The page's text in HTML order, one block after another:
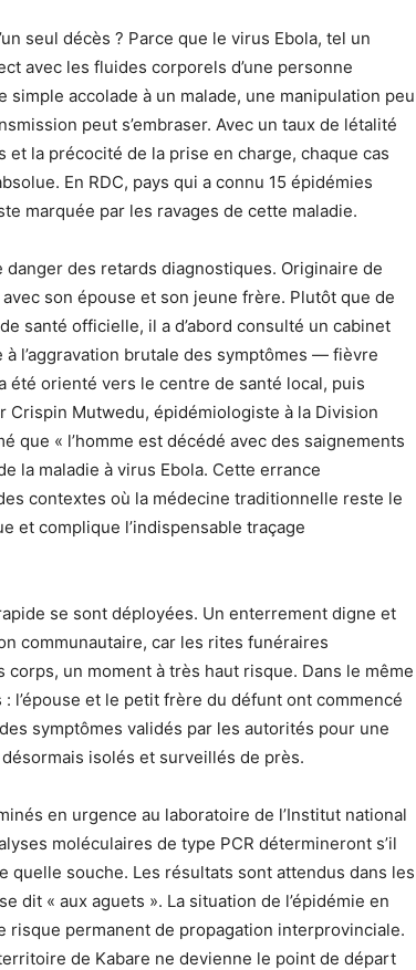
seul décès ? Parce que le virus Ebola, tel un
avec les fluides corporels d’une personne
accolade à un malade, une manipulation peu
peut s’embraser. Avec un taux de létalité
la précocité de la prise en charge, chaque cas
En RDC, pays qui a connu 15 épidémies
marquée par les ravages de cette maladie.
des retards diagnostiques. Originaire de
son épouse et son jeune frère. Plutôt que de
santé officielle, il a d’abord consulté un cabinet
l’aggravation brutale des symptômes — fièvre
été orienté vers le centre de santé local, puis
Crispin Mutwedu, épidémiologiste à la Division
que « l’homme est décédé avec des saignements
la maladie à virus Ebola. Cette errance
contextes où la médecine traditionnelle reste le
et complique l’indispensable traçage
se sont déployées. Un enterrement digne et
communautaire, car les rites funéraires
un moment à très haut risque. Dans le même
l’épouse et le petit frère du défunt ont commencé
symptômes validés par les autorités pour une
isolés et surveillés de près.
en urgence au laboratoire de l’Institut national
moléculaires de type PCR détermineront s’il
quelle souche. Les résultats sont attendus dans les
dit « aux aguets ». La situation de l’épidémie en
risque permanent de propagation interprovinciale.
de Kabare ne devienne le point de départ